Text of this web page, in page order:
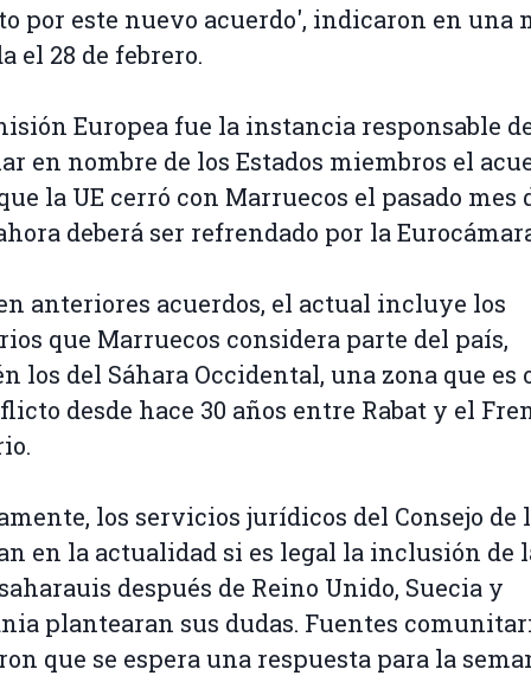
por este nuevo acuerdo', indicaron en una
el 28 de febrero.
Europea fue la instancia responsable
en nombre de los Estados miembros el
la UE cerró con Marruecos el pasado mes
deberá ser refrendado por la
anteriores acuerdos, el actual incluye los
que Marruecos considera parte del país,
los del Sáhara Occidental, una zona que es
desde hace 30 años entre Rabat y el
los servicios jurídicos del Consejo de
en la actualidad si es legal la inclusión de
después de Reino Unido, Suecia y
plantearan sus dudas. Fuentes
que se espera una respuesta para la